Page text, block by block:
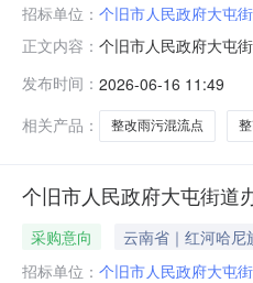
招标单位： 个旧市人民政府大屯
正文内容： 个旧市人民政府大屯
屯街道办事处采购项
改雨污
发布时间： 2026-06-16 11:49
相关产品：
整改雨污混流点
个旧市人民政府大屯街道
采购意向 云南省｜红河哈尼
招标单位： 个旧市人民政府大屯